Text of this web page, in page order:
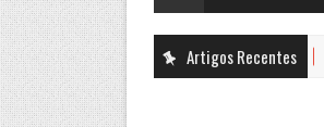
Artigos Recentes
CIÊNCIA Qual é o